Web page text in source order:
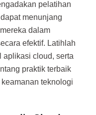
pelatihan
menunjang
dalam
efektif. Latihlah
aplikasi cloud, serta
praktik terbaik
teknologi